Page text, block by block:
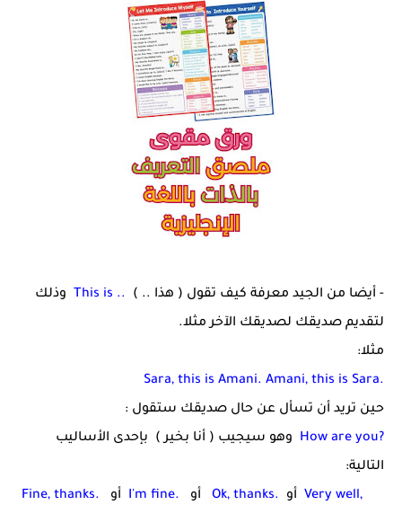
- أيضا من الجيد معرفة كيف تقول ( هذا .. ) This is ..
وذلك
لتقديم صديقك لصديقك الآخر مثلا.
مثلا:
Sara, this is Amani. Amani, this is Sara.
حين تريد أن تسأل عن حال صديقك ستقول :
How are you?
وهو سيجيب ( أنا بخير )
بإحدى الأساليب
التالية:
Fine, thanks.
أو I'm fine. أو Ok, thanks. أو
Very well,